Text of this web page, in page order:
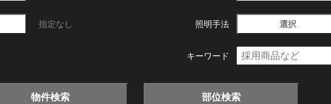
指定なし 照明手法 選択
キーワード
物件検索 部位検索